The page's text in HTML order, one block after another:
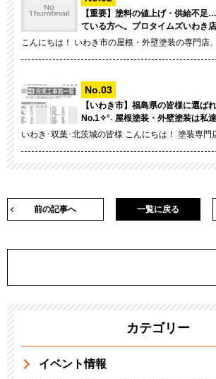
【重要】塗料の値上げ・供給不足
ている方へ。プロタイムズいわき
こんにちは！ いわき市の屋根・外壁塗装の専門店
【いわき市】福島県の皆様に選ば
No.1✧°˖ 屋根塗装・外壁塗装は私
いわき･双葉･北茨城の皆様 こんにちは！ 塗装専門
前の記事へ 一覧に戻る
カテゴリー
イベント情報